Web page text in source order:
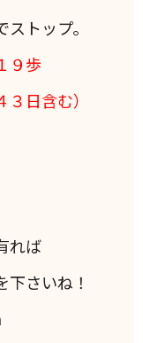
トップ。
歩
日含む）
れば
さいね！